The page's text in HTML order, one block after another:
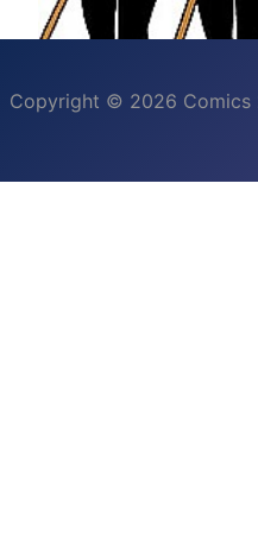
Copyright © 2026 Comics